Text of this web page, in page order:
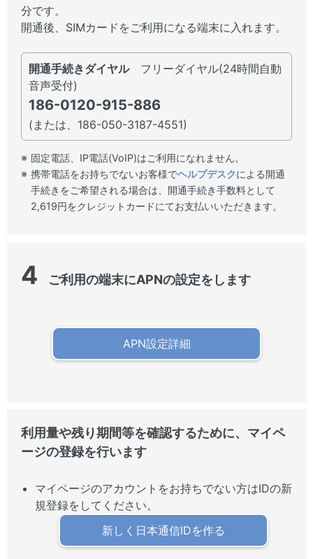
分です。
開通後、SIMカードをご利用になる端末に入れます。
開通手続きダイヤルフリーダイヤル(24時間自動
音声受付)
186-0120-915-886
(または、186-050-3187-4551)
固定電話、IP電話(VoIP)はご利用になれません。
携帯電話をお持ちでないお客様でヘルプデスクによる開通
手続きをご希望される場合は、開通手続き手数料として
2,619円をクレジットカードにてお支払いいただきます。
4 ご利用の端末にAPNの設定をします
APN設定詳細
利用量や残り期間等を確認するために、マイペ
ージの登録を行います
マイページのアカウントをお持ちでない方はIDの新
規登録をしてください。
新しく日本通信IDを作る